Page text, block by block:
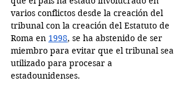
varios conflictos desde la creación del
tribunal con la creación del Estatuto de
Roma en 1998, se ha abstenido de ser
miembro para evitar que el tribunal sea
utilizado para procesar a
estadounidenses.